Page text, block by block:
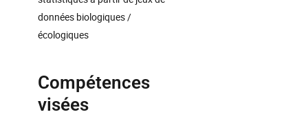
données biologiques /
écologiques
Compétences
visées